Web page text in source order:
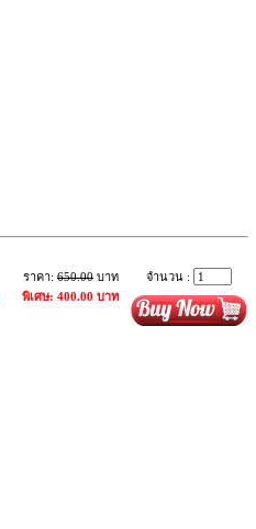
ราคา:650.00 บาท
พิเศษ: 400.00 บาท
จำนวน :